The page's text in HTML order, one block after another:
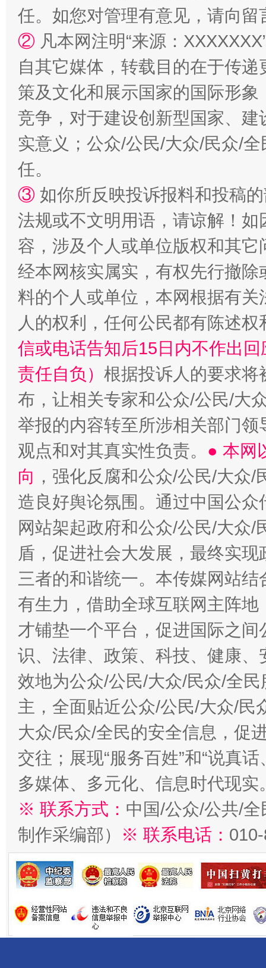
扯下公款旅游的“隐身衣” 如何以
“蜀中异人”王建安的艺术幻境
任。如您对管理有意见，请向
② 凡本网注明“来源：
自其它媒体，转载目的在于传
策及文化和展示国家的国际形
竞争，对于建设创新型国家、
实意义；公众/公民/大众/民众/
任。
③ 如你所反映投诉报料和投稿
法规或不文明用语，请谅解！
容，涉及个人或单位版权和其它
经本网核实属实，有权先行撤
料的个人或单位，本网根据有
人的权利，任何公民都有陈述
信或电话告知后15日内不作出
责任自负） 根据投诉人的要求将
布，让相关专家和公众/公民/大
举报的内容转至所涉相关部门
观点和对其真实性负责。 ● 本网
向 ，强化反腐和公众/公民/大众
造良好舆论氛围。通过中国公
网站架起政府和公众/公民/大众
盾，促进社会大发展，最终实
三者的和谐统一。本传媒网站
有生力，借助全球互联网主阵
才铺垫一个平台，促进国际之
识、法律、政策、科技、健康
效地为公众/公民/大众/民众/全
主，全面贴近公众/公民/大众/民
大众/民众/全民的安全信息，促
交往；展现“服务百姓”和“说真
多媒体、多元化、信息时代现实
※ 联系方式： 中国/公众/公共/
制作采编部）
※ 联系电话：